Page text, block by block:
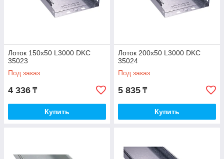
Лоток 150х50 L3000 DKC
35023
Под заказ
4 336 ₸
Купить
Лоток 200х50 L3000 DKC
35024
Под заказ
5 835 ₸
Купить